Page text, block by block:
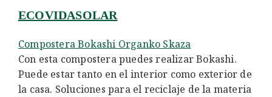
ECOVIDASOLAR
Compostera Bokashi Organko Skaza
Con esta compostera puedes realizar Bokashi.
Puede estar tanto en el interior como exterior de
la casa. Soluciones para el reciclaje de la materia